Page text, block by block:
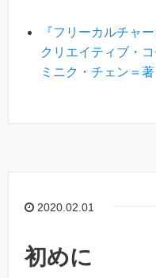
『フリーカルチャ
クリエイティブ・
ミニク・チェン＝
2020.02.01
初めに